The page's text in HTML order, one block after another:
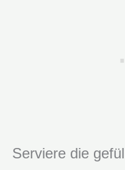
Serviere die